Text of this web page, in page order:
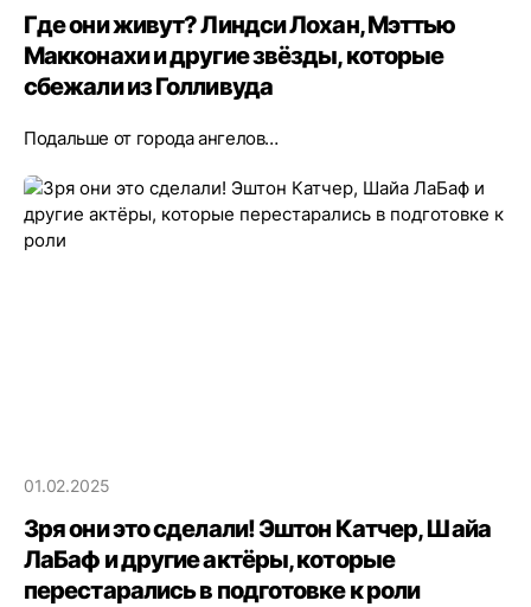
Где они живут? Линдси Лохан, Мэттью
Макконахи и другие звёзды, которые
сбежали из Голливуда
Подальше от города ангелов…
01.02.2025
Зря они это сделали! Эштон Катчер, Шайа
ЛаБаф и другие актёры, которые
перестарались в подготовке к роли